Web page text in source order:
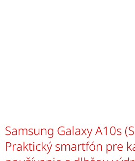
Samsung Galaxy A10s
Praktický smartfón pre